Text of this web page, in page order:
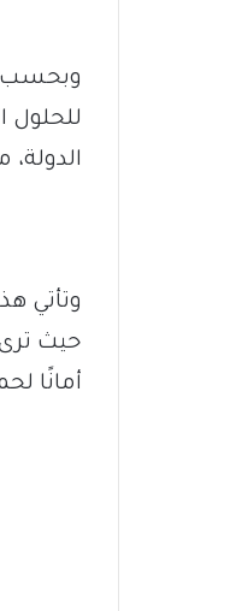
وبحسب
وتأتي
حيث ترى
أمانًا